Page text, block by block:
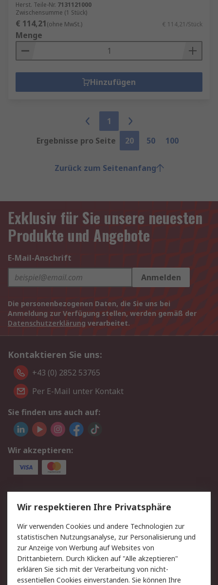
Herst. Teile-Nr. 7131121000
Zwischensumme (1 Stück)
€ 114,21(ohne MwSt.) € 114,21/Stück
Menge
Hinzufügen
1
Ergebnisse pro Seite
20 50 100
Zurück zum Seitenanfang
Exklusiv für Sie unsere neuesten
Produkte und Angebote
E-Mail-Anschrift
Anmelden
Die personenbezogenen Daten, die Sie uns bei
Anmeldung zur Verfügung stellen, werden gemäß der
Datenschutzerklärung verarbeitet.
Kontaktieren Sie uns:
+43 (0) 2852 53765
Per E-Mail unter Kontakt
Sie finden uns auch auf:
Wir akzeptieren:
Service
Value Added Services
Lieferlösungen
Rücksendung/Entsorgung Kontakt
Hilfe
Rechtliches
Wir respektieren Ihre Privatsphäre
Wir verwenden Cookies und andere Technologien zur
statistischen Nutzungsanalyse, zur Personalisierung und
zur Anzeige von Werbung auf Websites von
Drittanbietern. Durch Klicken auf "Alle akzeptieren"
erklären Sie sich mit der Verarbeitung von nicht-
essentiellen Cookies einverstanden. Sie können Ihre